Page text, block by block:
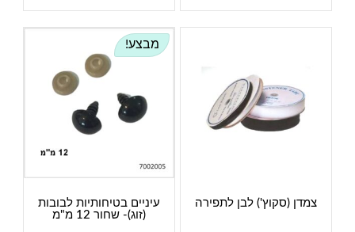
צמדן (סקוץ') לבן לתפירה
מבצע!
עיניים בטיחותיות לבובות
(זוג)- שחור 12 מ"מ